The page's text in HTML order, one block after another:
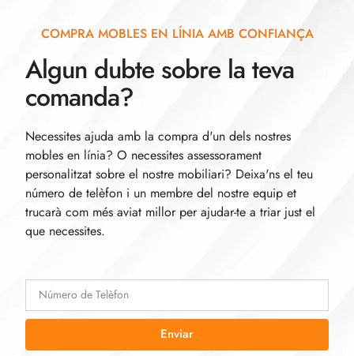
COMPRA MOBLES EN LÍNIA AMB CONFIANÇA
Algun dubte sobre la teva
comanda?
Necessites ajuda amb la compra d'un dels nostres
mobles en línia? O necessites assessorament
personalitzat sobre el nostre mobiliari? Deixa'ns el teu
número de telèfon i un membre del nostre equip et
trucarà com més aviat millor per ajudar-te a triar just el
que necessites.
Enviar